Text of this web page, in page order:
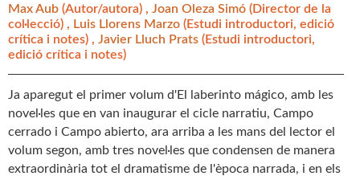
Max Aub (Autor/autora) , Joan Oleza Simó (Director de la
col·lecció) , Luis Llorens Marzo (Estudi introductori, edició
crítica i notes) , Javier Lluch Prats (Estudi introductori,
edició crítica i notes)
Ja aparegut el primer volum d'El laberinto mágico, amb les
novel·les que en van inaugurar el cicle narratiu, Campo
cerrado i Campo abierto, ara arriba a les mans del lector el
volum segon, amb tres novel·les que condensen de manera
extraordinària tot el dramatisme de l'època narrada, i en els